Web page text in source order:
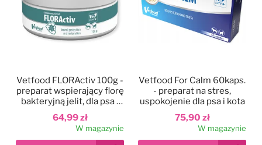
64,99 zł
Vetfood FLORActiv 100g -
preparat wspierający florę
bakteryjną jelit, dla psa i
kota
W magazynie
75,90 zł
Vetfood For Calm 60kaps.
- preparat na stres,
uspokojenie dla psa i kota
W magazynie